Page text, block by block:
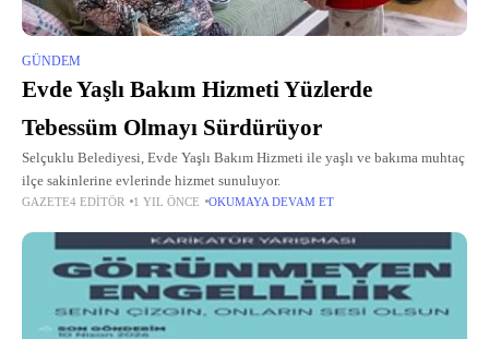
GÜNDEM
Evde Yaşlı Bakım Hizmeti Yüzlerde
Tebessüm Olmayı Sürdürüyor
Selçuklu Belediyesi, Evde Yaşlı Bakım Hizmeti ile yaşlı ve bakıma muhtaç
ilçe sakinlerine evlerinde hizmet sunuluyor.
GAZETE4 EDITÖR 1 YIL ÖNCE OKUMAYA DEVAM ET